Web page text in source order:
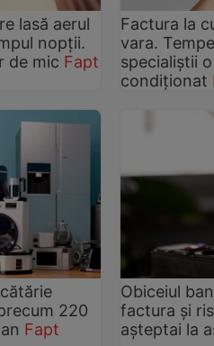
lasă aerul
nopții.
de mic Fapt
Factura la
vara.
specialiștii
condiționat
220
Fapt
Obiceiul
factura și
așteptai la